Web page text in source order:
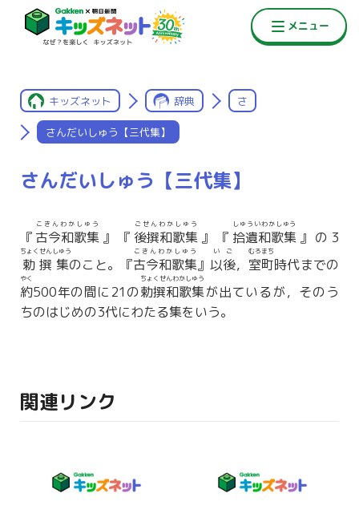
キッズネット 辞典 さ
さんだいしゅう【三代集】
さんだいしゅう【三代集】
『 古今和歌集
こきんわかしゅう
』『 後撰和歌集
ごせんわかしゅう
』『 拾遺和歌集
しゅういわかしゅう
』の3
勅撰集
ちょくせんしゅう
のこと。『古今和歌集
こきんわかしゅう
』 以後
いご
， 室町
むろまち
時代までの
約
やく
500年の間に21の勅撰和歌集
ちょくせんわかしゅう
が出ているが，そのう
ちのはじめの3代にわたる集をいう。
関連リンク